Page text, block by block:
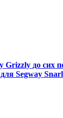
Grizzly до сих
для Segway